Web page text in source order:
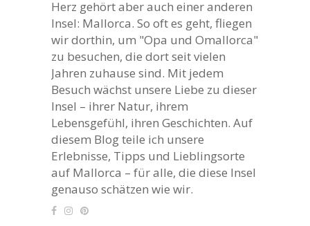
Herz gehört aber auch einer anderen
Insel: Mallorca. So oft es geht, fliegen
wir dorthin, um "Opa und Omallorca"
zu besuchen, die dort seit vielen
Jahren zuhause sind. Mit jedem
Besuch wächst unsere Liebe zu dieser
Insel – ihrer Natur, ihrem
Lebensgefühl, ihren Geschichten. Auf
diesem Blog teile ich unsere
Erlebnisse, Tipps und Lieblingsorte
auf Mallorca – für alle, die diese Insel
genauso schätzen wie wir.